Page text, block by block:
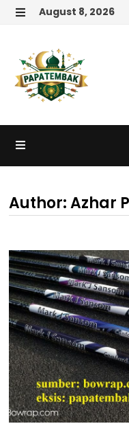
Skip
August 8, 2026
Author:Azhar